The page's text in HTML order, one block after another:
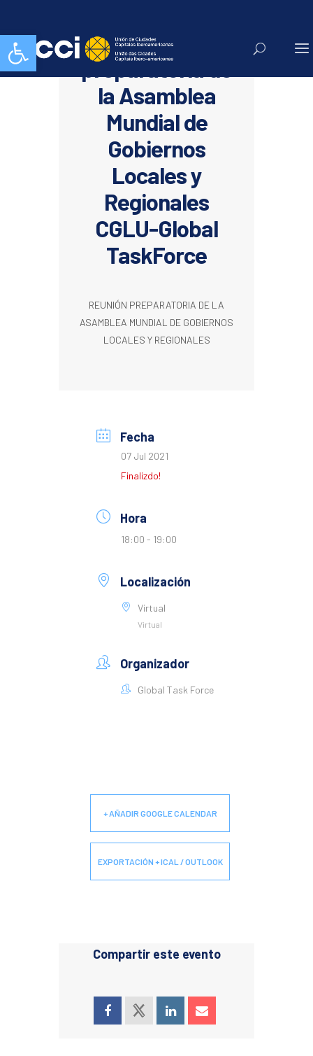
Abrir barra de herramientasReunión
preparatoria de
la Asamblea
Mundial de
Gobiernos
Locales y
Regionales
CGLU-Global
TaskForce
REUNIÓN PREPARATORIA DE LA
ASAMBLEA MUNDIAL DE GOBIERNOS
LOCALES Y REGIONALES
Fecha
07 Jul 2021
Finalizdo!
Hora
18:00 - 19:00
Localización
Virtual
Virtual
Organizador
Global Task Force
+ AÑADIR GOOGLE CALENDAR
EXPORTACIÓN + ICAL / OUTLOOK
Compartir este evento